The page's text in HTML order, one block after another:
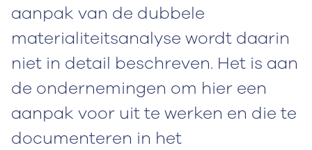
aanpak van de dubbele
materialiteitsanalyse wordt daarin
niet in detail beschreven. Het is aan
de ondernemingen om hier een
aanpak voor uit te werken en die te
documenteren in het